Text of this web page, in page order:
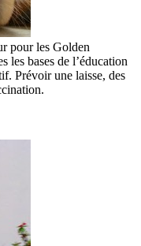
pour les Golden
les bases de l’éducation
Prévoir une laisse, des